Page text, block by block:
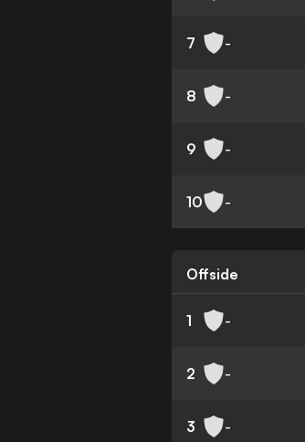
7 -
8 -
9 -
10 -
Offside
1 -
2 -
3 -